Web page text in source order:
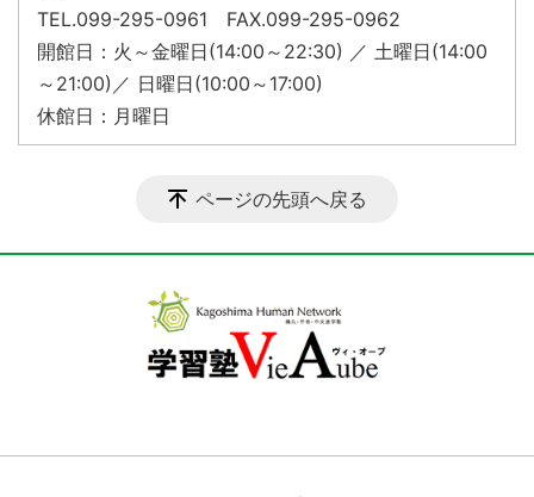
TEL.099-295-0961 FAX.099-295-0962
開館日：火～金曜日(14:00～22:30) ／ 土曜日(14:00
～21:00)／ 日曜日(10:00～17:00)
休館日：月曜日
ページの先頭へ戻る